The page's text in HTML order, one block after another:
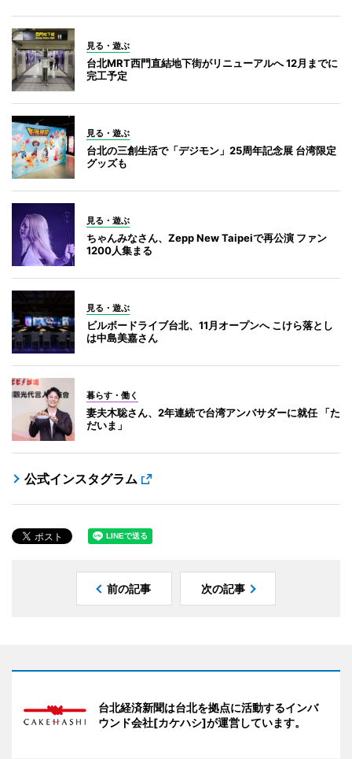
見る・遊ぶ
台北MRT西門直結地下街がリニューアルへ 12月までに
完工予定
見る・遊ぶ
台北の三創生活で「デジモン」25周年記念展 台湾限定
グッズも
見る・遊ぶ
ちゃんみなさん、Zepp New Taipeiで再公演 ファン
1200人集まる
見る・遊ぶ
ビルボードライブ台北、11月オープンへ こけら落とし
は中島美嘉さん
暮らす・働く
妻夫木聡さん、2年連続で台湾アンバサダーに就任 「た
だいま」
公式インスタグラム
前の記事 次の記事
台北経済新聞は台北を拠点に活動するインバ
ウンド会社[カケハシ]が運営しています。